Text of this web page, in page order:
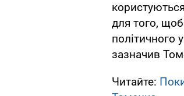
для того, щоб
політичного
зазначив
Читайте: